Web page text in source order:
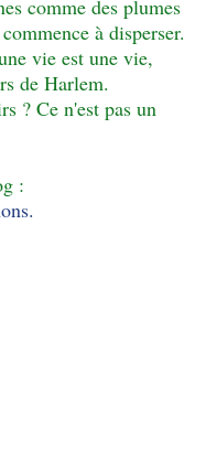
comme des plumes
à disperser.
vie est une vie,
de Harlem.
? Ce n'est pas un
: